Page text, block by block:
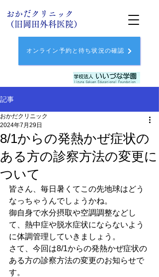
おかだクリニック
（旧岡田外科医院）
オンライン予約と待ち状況の確認
記事
8/1からの発熱かぜ症状の
ある方の診察方法の変更に
ついて
おかだクリニック
2024年7月29日
皆さん、毎日暑くてこの先地球はどう
なっちゃうんでしょうかね。
御自身で水分摂取や空調調整などし
て、熱中症や脱水症状にならないよう
に体調管理していきましょう。
さて、今回は8/1からの発熱かぜ症状の
ある方の診察方法の変更のお知らせで
す。